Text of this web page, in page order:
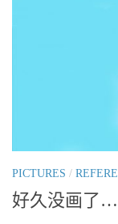
PICTURES /
好久没画了